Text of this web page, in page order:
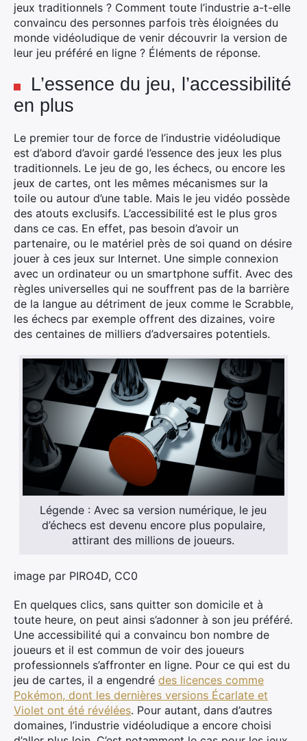
jeux traditionnels ? Comment toute l’industrie a-t-elle
convaincu des personnes parfois très éloignées du
monde vidéoludique de venir découvrir la version de
leur jeu préféré en ligne ? Éléments de réponse.
L’essence du jeu, l’accessibilité
en plus
Le premier tour de force de l’industrie vidéoludique
est d’abord d’avoir gardé l’essence des jeux les plus
traditionnels. Le jeu de go, les échecs, ou encore les
jeux de cartes, ont les mêmes mécanismes sur la
toile ou autour d’une table. Mais le jeu vidéo possède
des atouts exclusifs. L’accessibilité est le plus gros
dans ce cas. En effet, pas besoin d’avoir un
partenaire, ou le matériel près de soi quand on désire
jouer à ces jeux sur Internet. Une simple connexion
avec un ordinateur ou un smartphone suffit. Avec des
règles universelles qui ne souffrent pas de la barrière
de la langue au détriment de jeux comme le Scrabble,
les échecs par exemple offrent des dizaines, voire
des centaines de milliers d’adversaires potentiels.
Légende : Avec sa version numérique, le jeu
d’échecs est devenu encore plus populaire,
attirant des millions de joueurs.
image par PIRO4D, CC0
En quelques clics, sans quitter son domicile et à
toute heure, on peut ainsi s’adonner à son jeu préféré.
Une accessibilité qui a convaincu bon nombre de
joueurs et il est commun de voir des joueurs
professionnels s’affronter en ligne. Pour ce qui est du
jeu de cartes, il a engendré des licences comme
Pokémon, dont les dernières versions Écarlate et
Violet ont été révélées. Pour autant, dans d’autres
domaines, l’industrie vidéoludique a encore choisi